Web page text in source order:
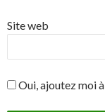
Site web
Oui, ajoutez moi